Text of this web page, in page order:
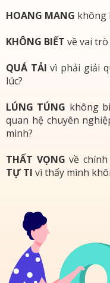
HOANG MANG không
KHÔNG BIẾT về vai
QUÁ TẢI vì phải giải
lúc?
LÚNG TÚNG không
quan hệ chuyên
mình?
THẤT VỌNG về
TỰ TI vì thấy mình